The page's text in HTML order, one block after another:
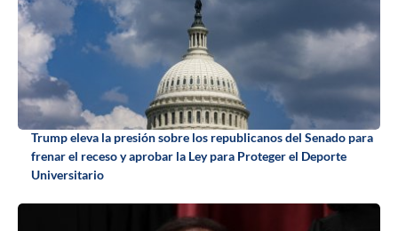
Trump eleva la presión sobre los republicanos del Senado para
frenar el receso y aprobar la Ley para Proteger el Deporte
Universitario